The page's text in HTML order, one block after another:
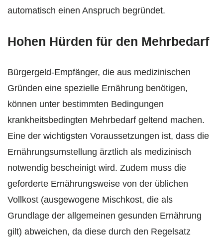
automatisch einen Anspruch begründet.
Hohen Hürden für den Mehrbedarf
Bürgergeld-Empfänger, die aus medizinischen
Gründen eine spezielle Ernährung benötigen,
können unter bestimmten Bedingungen
krankheitsbedingten Mehrbedarf geltend machen.
Eine der wichtigsten Voraussetzungen ist, dass die
Ernährungsumstellung ärztlich als medizinisch
notwendig bescheinigt wird. Zudem muss die
geforderte Ernährungsweise von der üblichen
Vollkost (ausgewogene Mischkost, die als
Grundlage der allgemeinen gesunden Ernährung
gilt) abweichen, da diese durch den Regelsatz